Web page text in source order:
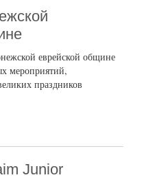
еврейской общине
мероприятий,
праздников
Junior